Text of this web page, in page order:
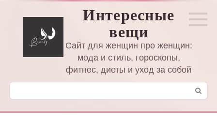
Интересные
вещи
Сайт для женщин про женщин:
мода и стиль, гороскопы,
фитнес, диеты и уход за собой
Поиск: